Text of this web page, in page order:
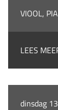
VIOOL,
LEES
dinsdag